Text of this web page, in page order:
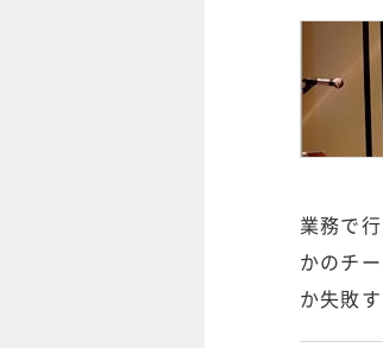
業務で
かのチ
か失敗